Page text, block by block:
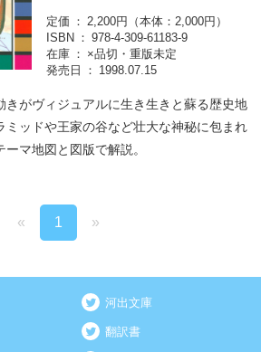
定価
2,200円（本体：2,000円）
ISBN
978-4-309-61183-9
在庫
×品切・重版未定
発売日
1998.07.15
きがヴィジュアルに生き生きと蘇る歴史地
ミッドや王家の谷など壮大な神秘に包まれ
マ地図と図版で解説。
« 1 »
河出文庫
翻訳書